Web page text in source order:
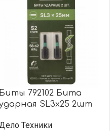
Биты 792102 Бита
SL3х25 2шт
Техники